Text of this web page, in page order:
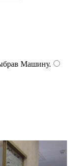
Машину.